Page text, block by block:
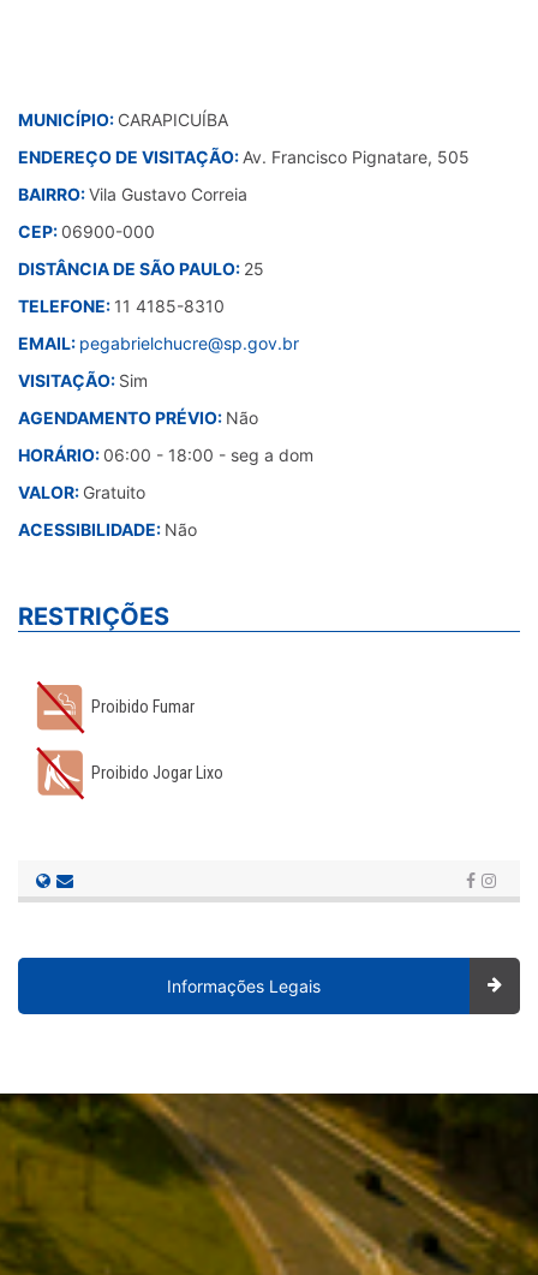
MUNICÍPIO: CARAPICUÍBA
ENDEREÇO DE VISITAÇÃO: Av. Francisco Pignatare, 505
BAIRRO:Vila Gustavo Correia
CEP:06900-000
DISTÂNCIA DE SÃO PAULO: 25
TELEFONE: 11 4185-8310
EMAIL: pegabrielchucre@sp.gov.br
VISITAÇÃO: Sim
AGENDAMENTO PRÉVIO: Não
HORÁRIO:06:00 - 18:00 - seg a dom
VALOR: Gratuito
ACESSIBILIDADE: Não
RESTRIÇÕES
Proibido Fumar
Proibido Jogar Lixo
Informações Legais